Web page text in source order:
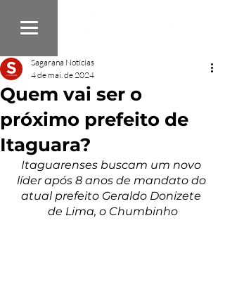
Quem vai ser o
próximo prefeito de
Itaguara?
Sagarana Notícias
4 de mai. de 2024
Itaguarenses buscam um novo
líder após 8 anos de mandato do
atual prefeito Geraldo Donizete
de Lima, o Chumbinho